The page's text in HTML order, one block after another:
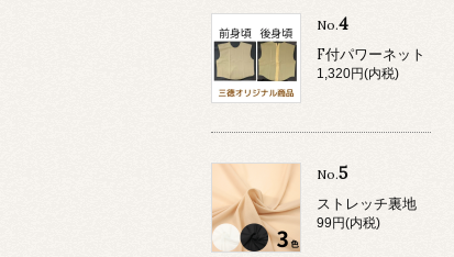
No.4
F付パワーネット
1,320円(内税)
No.5
ストレッチ裏地
99円(内税)